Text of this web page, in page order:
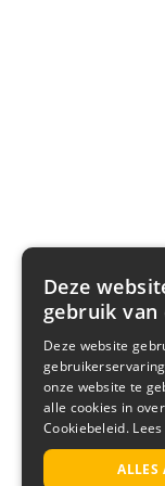
Deze
gebruik van
Deze website
onze website te
alle cookies in
Cookiebeleid.
ALLES